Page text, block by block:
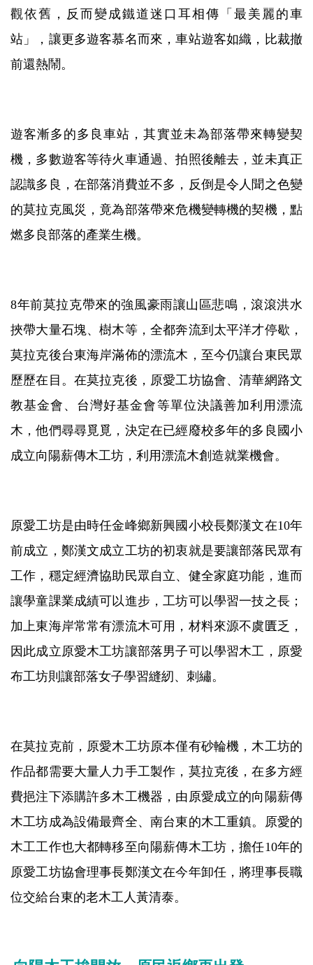
觀依舊，反而變成鐵道迷口耳相傳「最美麗的車
站」，讓更多遊客慕名而來，車站遊客如織，比裁撤
前還熱鬧。
遊客漸多的多良車站，其實並未為部落帶來轉變契
機，多數遊客等待火車通過、拍照後離去，並未真正
認識多良，在部落消費並不多，反倒是令人聞之色變
的莫拉克風災，竟為部落帶來危機變轉機的契機，點
燃多良部落的產業生機。
8年前莫拉克帶來的強風豪雨讓山區悲鳴，滾滾洪水
挾帶大量石塊、樹木等，全都奔流到太平洋才停歇，
莫拉克後台東海岸滿佈的漂流木，至今仍讓台東民眾
歷歷在目。在莫拉克後，原愛工坊協會、清華網路文
教基金會、台灣好基金會等單位決議善加利用漂流
木，他們尋尋覓覓，決定在已經廢校多年的多良國小
成立向陽薪傳木工坊，利用漂流木創造就業機會。
原愛工坊是由時任金峰鄉新興國小校長鄭漢文在10年
前成立，鄭漢文成立工坊的初衷就是要讓部落民眾有
工作，穩定經濟協助民眾自立、健全家庭功能，進而
讓學童課業成績可以進步，工坊可以學習一技之長；
加上東海岸常常有漂流木可用，材料來源不虞匱乏，
因此成立原愛木工坊讓部落男子可以學習木工，原愛
布工坊則讓部落女子學習縫紉、刺繡。
在莫拉克前，原愛木工坊原本僅有砂輪機，木工坊的
作品都需要大量人力手工製作，莫拉克後，在多方經
費挹注下添購許多木工機器，由原愛成立的向陽薪傳
木工坊成為設備最齊全、南台東的木工重鎮。原愛的
木工工作也大都轉移至向陽薪傳木工坊，擔任10年的
原愛工坊協會理事長鄭漢文在今年卸任，將理事長職
位交給台東的老木工人黃清泰。